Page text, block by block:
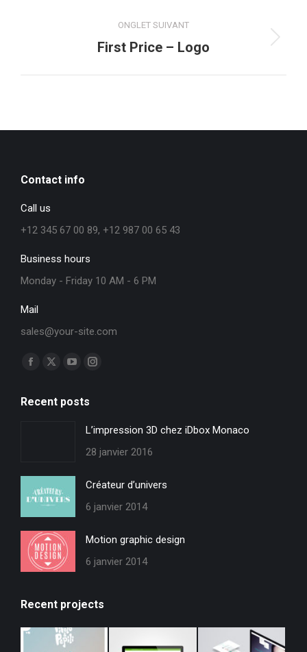
commentaire
ONGLET SUIVANT
Projets
First Price – Logo
Contact info
Call us
+12 345 67 00 89, +12 987 00 65 43
Business hours
Monday - Friday 10 AM - 6 PM
Mail
sales@your-site.com
Trouvez nous sur :
Facebook
opens
X
opens
YouTube
opens
window
Instagram
in
window
Recent posts
L’impression 3D chez iDbox Monaco
28 janvier 2016
Créateur d’univers
6 janvier 2014
Motion graphic design
6 janvier 2014
Recent projects